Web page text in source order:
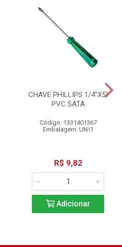
CHAVE PHILLIPS 1/4"X5"
PVC SATA
Código: 1331401367
Embalagem: UN\1
R$ 9,82
Adicionar